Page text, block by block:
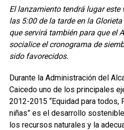
El lanzamiento tendrá lugar este
las 5:00 de la tarde en la
que servirá también para que el
socialice el cronograma de
sido favorecidos.
Durante la Administración del
Caicedo uno de los principales
2012-2015 “Equidad para todos,
niñas” es el desarrollo
los recursos naturales y la